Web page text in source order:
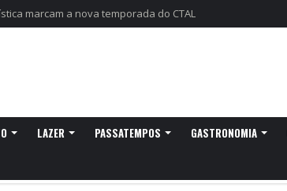
no castelo de Santa Maria da Feira
LAZER PASSATEMPOS GASTRONOMIA